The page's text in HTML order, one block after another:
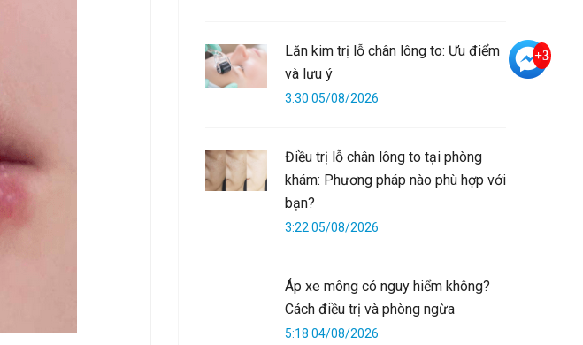
Lăn kim trị lỗ chân lông to: Ưu điểm
và lưu ý
3:30 05/08/2026
Điều trị lỗ chân lông to tại phòng
khám: Phương pháp nào phù hợp với
bạn?
3:22 05/08/2026
Áp xe mông có nguy hiểm không?
Cách điều trị và phòng ngừa
5:18 04/08/2026
+3